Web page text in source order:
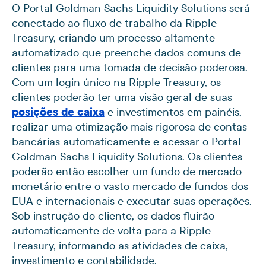
O Portal Goldman Sachs Liquidity Solutions será
conectado ao fluxo de trabalho da Ripple
Treasury, criando um processo altamente
automatizado que preenche dados comuns de
clientes para uma tomada de decisão poderosa.
Com um login único na Ripple Treasury, os
clientes poderão ter uma visão geral de suas
posições de caixae investimentos em painéis,
realizar uma otimização mais rigorosa de contas
bancárias automaticamente e acessar o Portal
Goldman Sachs Liquidity Solutions. Os clientes
poderão então escolher um fundo de mercado
monetário entre o vasto mercado de fundos dos
EUA e internacionais e executar suas operações.
Sob instrução do cliente, os dados fluirão
automaticamente de volta para a Ripple
Treasury, informando as atividades de caixa,
investimento e contabilidade.